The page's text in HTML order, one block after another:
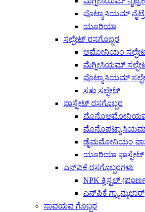
ಪೊಟ್ಯಾಸಿಯಮ್
ಯೂರಿಯಾ
ಸಲ್ಫೇಟ್ ರಸಗೊಬ್ಬರ
ಅಮೋನಿಯಂ
ಮೆಗ್ನೀಸಿಯಮ್
ಪೊಟ್ಯಾಸಿಯಮ್
ಸತು ಸಲ್ಫೇಟ್
ಫಾಸ್ಫೇಟ್ ರಸಗೊಬ್ಬರ
ಮೊನೊಅಮೋನಿಯಮ್
ಮೊನೊಪಟ್ಯಾಸಿಯಮ್
ಡೈಮಮೋನಿಯಂ
ಯೂರಿಯಾ
ಎನ್‌ಪಿಕೆ ರಸಗೊಬ್ಬರಗಳು
NPK ಕ್ರಿಸ್ಟಲ್
ಎನ್‌ಪಿಕೆ ಗ್ರ್ಯಾನ್ಯುಲಾರ್
ಸಾವಯವ ಗೊಬ್ಬರ